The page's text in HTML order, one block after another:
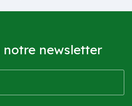
notre newsletter